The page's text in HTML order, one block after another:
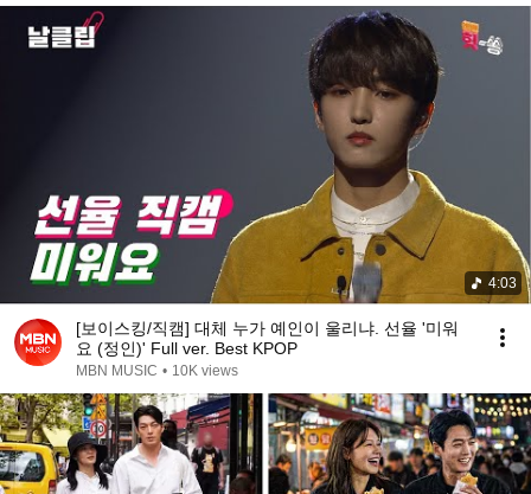
4:03
[보이스킹/직캠] 대체 누가 예인이 울리냐. 선율 '미워
요 (정인)' Full ver. Best KPOP
MBN MUSIC • 10K views